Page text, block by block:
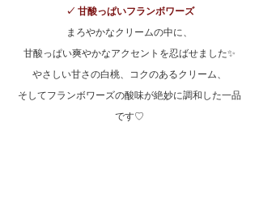
✓ 甘酸っぱいフランボワーズ
まろやかなクリームの中に、
甘酸っぱい爽やかなアクセントを忍ばせました✨
やさしい甘さの白桃、コクのあるクリーム、
そしてフランボワーズの酸味が絶妙に調和した一品
です♡